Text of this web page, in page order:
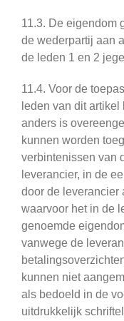
11.3. De eigendom
de wederpartij aan
de leden 1 en 2
11.4. Voor de
leden van dit
anders is
kunnen worden
verbintenissen van
leverancier, in de
door de leverancier
waarvoor het in de
genoemde
vanwege de
kunnen niet
als bedoeld in de
uitdrukkelijk